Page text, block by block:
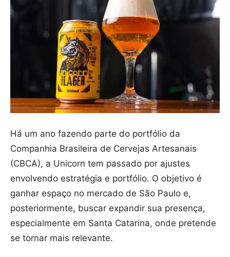
Há um ano fazendo parte do portfólio da
Companhia Brasileira de Cervejas Artesanais
(CBCA), a Unicorn tem passado por ajustes
envolvendo estratégia e portfólio. O objetivo é
ganhar espaço no mercado de São Paulo e,
posteriormente, buscar expandir sua presença,
especialmente em Santa Catarina, onde pretende
se tornar mais relevante.